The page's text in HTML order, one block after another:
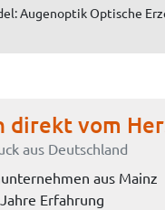
Augenoptik Optische
direkt vom
aus Deutschland
aus Mainz
Erfahrung